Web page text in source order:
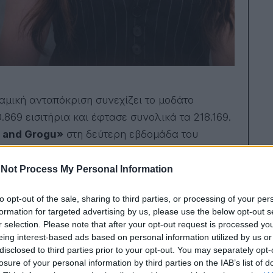
Not Process My Personal Information
opt-out of the sale, sharing to third parties, or processing of your
for targeted advertising by us, please use the below opt-out
selection. Please note that after your opt-out request is processed
interest-based ads based on personal information utilized by us
to third parties prior to your opt-out. You may separately
of your personal information by third parties on the IAB’s list of
ανταπόκριση συνεχίζει το μοδάτο
εισιτήρια και έφτασε συνολικά τα 218.169.
Grogu» στη δεύτερη εβδομάδα του
που έχει φτάσει συνολικά,
ιδιαίτερα… Κάτι που δεν ισχύει για το
θεατές και έφτασε,
οι κλασάτοι«Κρίστοφερ» με 4.228 εισιτήρια
που από είκοσι αίθουσες έκοψε 4.043
το γεγονός πως ο arthouse